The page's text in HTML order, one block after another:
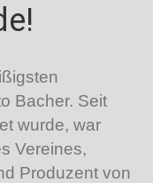
Bacher. Seit
wurde, war
Vereines,
Produzent von